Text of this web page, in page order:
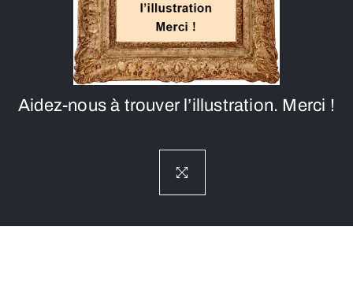
Aidez-nous à trouver l’illustration. Merci !